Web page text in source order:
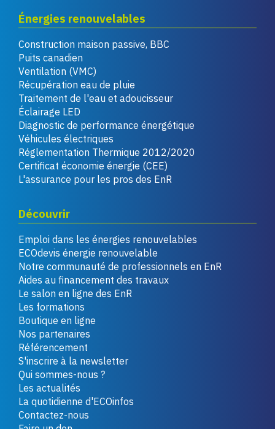
Énergies renouvelables
Construction maison passive, BBC
Puits canadien
Ventilation (VMC)
Récupération eau de pluie
Traitement de l'eau et adoucisseur
Éclairage LED
Diagnostic de performance énergétique
Véhicules électriques
Réglementation Thermique 2012/2020
Certificat économie énergie (CEE)
L'assurance pour les pros des EnR
Découvrir
Emploi dans les énergies renouvelables
ECOdevis énergie renouvelable
Notre communauté de professionnels en EnR
Aides au financement des travaux
Le salon en ligne des EnR
Les formations
Boutique en ligne
Nos partenaires
Référencement
S'inscrire à la newsletter
Qui sommes-nous ?
Les actualités
La quotidienne d'ECOinfos
Contactez-nous